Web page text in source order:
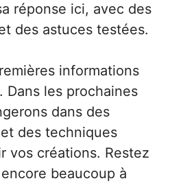
réponse ici, avec des
des astuces testées.
informations
Dans les prochaines
dans des
des techniques
vos créations. Restez
beaucoup à